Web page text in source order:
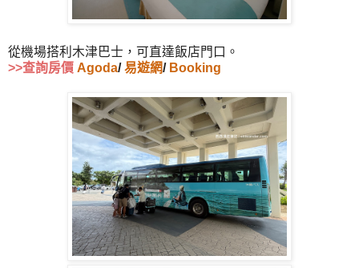
從機場搭利木津巴士，可直達飯店門口。
>>查詢房價 Agoda/易遊網/ Booking